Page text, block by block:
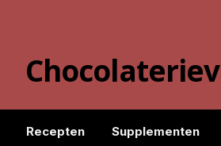
Recepten Supplementen